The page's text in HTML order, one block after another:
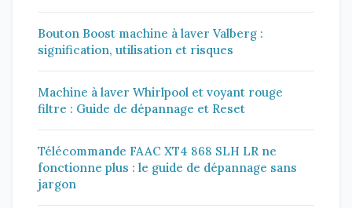
Bouton Boost machine à laver Valberg :
signification, utilisation et risques
Machine à laver Whirlpool et voyant rouge
filtre : Guide de dépannage et Reset
Télécommande FAAC XT4 868 SLH LR ne
fonctionne plus : le guide de dépannage sans
jargon